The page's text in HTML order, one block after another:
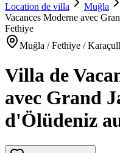
Location de villa
Muğla
Vacances Moderne avec
Fethiye
Muğla / Fethiye /
Villa de
avec Grand
d'Ölüdeniz